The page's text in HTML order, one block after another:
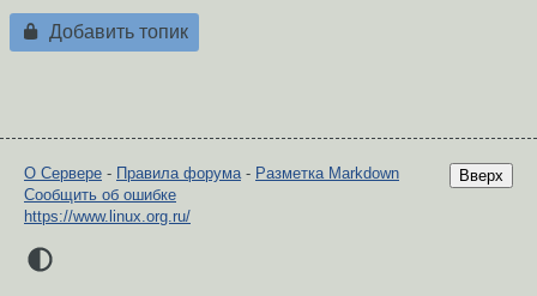
Добавить топик
Вверх
О Сервере - Правила форума - Разметка Markdown
Сообщить об ошибке
https://www.linux.org.ru/